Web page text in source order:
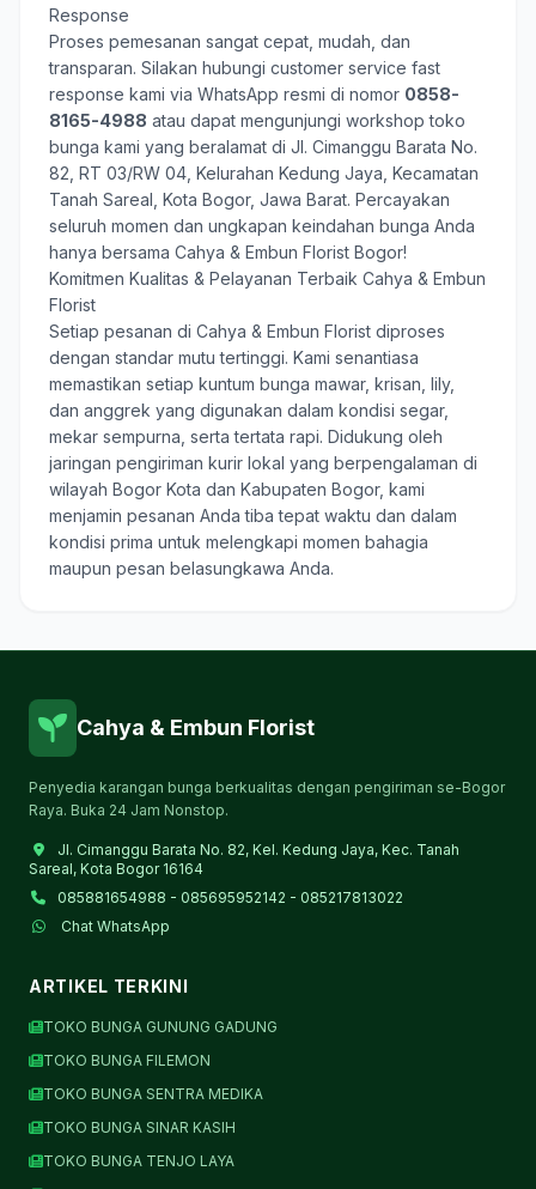
Response
Proses pemesanan sangat cepat, mudah, dan
transparan. Silakan hubungi customer service fast
response kami via WhatsApp resmi di nomor 0858-
8165-4988 atau dapat mengunjungi workshop toko
bunga kami yang beralamat di Jl. Cimanggu Barata No.
82, RT 03/RW 04, Kelurahan Kedung Jaya, Kecamatan
Tanah Sareal, Kota Bogor, Jawa Barat. Percayakan
seluruh momen dan ungkapan keindahan bunga Anda
hanya bersama Cahya & Embun Florist Bogor!
Komitmen Kualitas & Pelayanan Terbaik Cahya & Embun
Florist
Setiap pesanan di Cahya & Embun Florist diproses
dengan standar mutu tertinggi. Kami senantiasa
memastikan setiap kuntum bunga mawar, krisan, lily,
dan anggrek yang digunakan dalam kondisi segar,
mekar sempurna, serta tertata rapi. Didukung oleh
jaringan pengiriman kurir lokal yang berpengalaman di
wilayah Bogor Kota dan Kabupaten Bogor, kami
menjamin pesanan Anda tiba tepat waktu dan dalam
kondisi prima untuk melengkapi momen bahagia
maupun pesan belasungkawa Anda.
Cahya & Embun Florist
Penyedia karangan bunga berkualitas dengan pengiriman se-Bogor
Raya. Buka 24 Jam Nonstop.
Jl. Cimanggu Barata No. 82, Kel. Kedung Jaya, Kec. Tanah
Sareal, Kota Bogor 16164
085881654988 - 085695952142 - 085217813022
Chat WhatsApp
ARTIKEL TERKINI
TOKO BUNGA GUNUNG GADUNG
TOKO BUNGA FILEMON
TOKO BUNGA SENTRA MEDIKA
TOKO BUNGA SINAR KASIH
TOKO BUNGA TENJO LAYA